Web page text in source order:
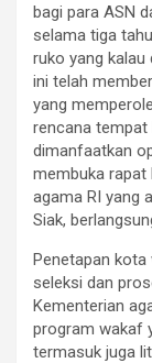
bagi para ASN
selama tiga
ruko yang kalau
ini telah
yang
rencana tempat
dimanfaatkan
membuka rapat
agama RI yang
Siak,
Penetapan
seleksi dan
Kementerian
program wakaf
termasuk juga